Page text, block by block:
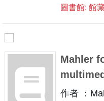
圖書館: 館
Mahler
作者 ：